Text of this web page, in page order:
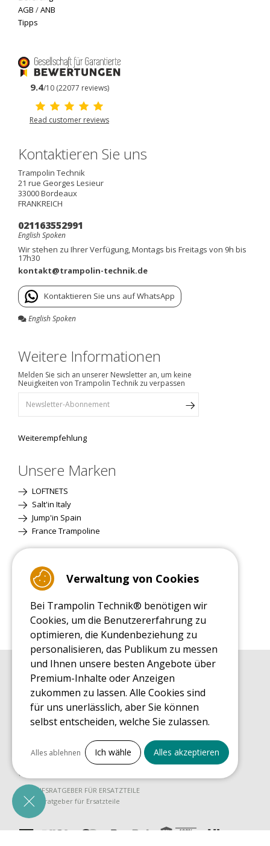
AGB /ANB
Tipps
9.4/10 (22077 reviews)
Read customer reviews
Kontaktieren Sie uns
Trampolin Technik
21 rue Georges Lesieur
33000Bordeaux
FRANKREICH
021163552991
English Spoken
Wir stehen zu Ihrer Verfügung, Montags bis Freitags von 9h bis
17h30
kontakt@trampolin-technik.de
Kontaktieren Sie uns auf WhatsApp
English Spoken
Weitere Informationen
Melden Sie sich an unserer Newsletter an, um keine
Neuigkeiten von Trampolin Technik zu verpassen
Weiterempfehlung
Unsere Marken
LOFTNETS
Salt'in Italy
Jump'in Spain
France Trampoline
EINKAUFSRATGEBER
Einkaufsratgeber
MONTAGE RATGEBER
Montagehinweise für ein Freizeit Trampolin
Pflegeratgeber für Ihr Freizeit Trampolin
Was Sie über Freizeit Trampoline wissen sollten
EINKAUFSRATGEBER FÜR ERSATZTEILE
Einkaufsratgeber für Ersatzteile
Verwaltung von Cookies
Bei Trampolin Technik® benötigen wir
Cookies, um die Benutzererfahrung zu
optimieren, die Kundenbeziehung zu
personalisieren, das Publikum zu messen
und Ihnen unsere besten Angebote über
Premium-Inhalte oder Anzeigen
zukommen zu lassen. Alle Cookies sind
für uns unerlässlich, aber Sie können
selbst entscheiden, welche Sie zulassen.
Alles ankreuzen
Notwendige Cookies
PrestaShop
Für den Betrieb der Website erforderlich
Alles ablehnen Ich wähle Alles akzeptieren